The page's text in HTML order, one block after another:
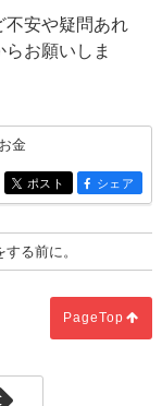
不安や疑問あれ
らお願いしま
金
entry364
ポスト entry364
シェア
る前に。
PageTop
しょう。」